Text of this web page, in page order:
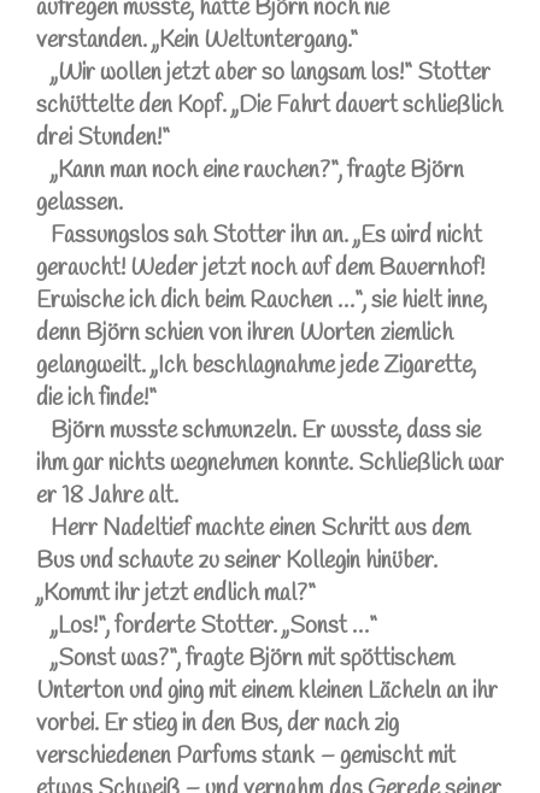
aufregen musste, hatte Björn noch nie
verstanden. „Kein Weltuntergang.“
„Wir wollen jetzt aber so langsam los!“ Stotter
schüttelte den Kopf. „Die Fahrt dauert schließlich
drei Stunden!“
„Kann man noch eine rauchen?“, fragte Björn
gelassen.
Fassungslos sah Stotter ihn an. „Es wird nicht
geraucht! Weder jetzt noch auf dem Bauernhof!
Erwische ich dich beim Rauchen …“, sie hielt inne,
denn Björn schien von ihren Worten ziemlich
gelangweilt. „Ich beschlagnahme jede Zigarette,
die ich finde!“
Björn musste schmunzeln. Er wusste, dass sie
ihm gar nichts wegnehmen konnte. Schließlich war
er 18 Jahre alt.
Herr Nadeltief machte einen Schritt aus dem
Bus und schaute zu seiner Kollegin hinüber.
„Kommt ihr jetzt endlich mal?“
„Los!“, forderte Stotter. „Sonst …“
„Sonst was?“, fragte Björn mit spöttischem
Unterton und ging mit einem kleinen Lächeln an ihr
vorbei. Er stieg in den Bus, der nach zig
verschiedenen Parfums stank – gemischt mit